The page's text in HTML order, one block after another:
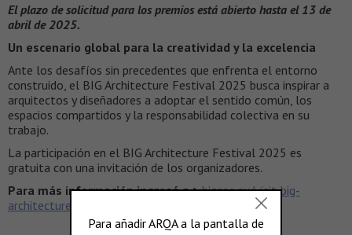
El plazo de solicitud para los premios está abierto hasta el 13 de
abril de 2025.
Un escenario global para la creatividad y la excelencia
Ante los desafíos sin precedentes que enfrenta el entorno
construido, el BIG Architecture Festival 2025 busca inspirar a
arquitectos y diseñadores a adoptar el sentido común, los
espacios compartidos y la responsabilidad colectiva en su
trabajo.
La participación en el BIG Architecture Festival 2025 es
gratuita con una invitación de los organizadores.
Para más información ingresá a > bigsee.eu/visit-big-
architecture